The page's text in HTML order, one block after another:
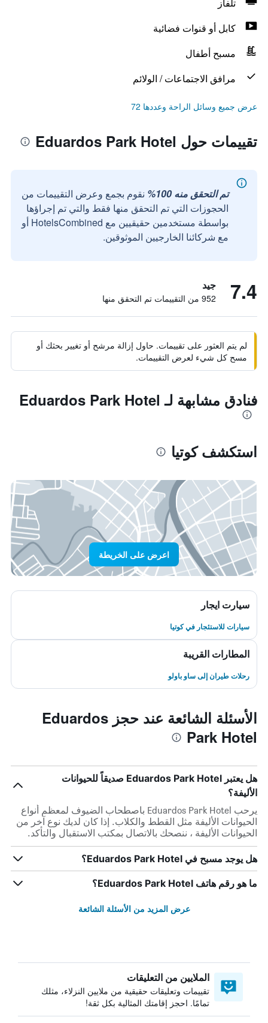
كابل أو قنوات فضائية
مسبح أطفال
مرافق الاجتماعات / الولائم
عرض جميع وسائل الراحة وعددها 72
تقييمات حول Eduardos Park Hotel
تم التحقق منه 100%
نقوم بجمع وعرض التقييمات من
الحجوزات التي تم التحقق منها فقط والتي تم إجراؤها
بواسطة مستخدمين حقيقيين مع HotelsCombined أو
مع شركائنا الخارجيين الموثوقين.
7.4 جيد
952 من التقييمات تم التحقق منها
لم يتم العثور على تقييمات. حاول إزالة مرشح أو تغيير بحثك أو
مسح كل شيء لعرض التقييمات.
فنادق مشابهة لـ Eduardos Park Hotel
استكشف كوتيا
اعرض على الخريطة
سيارت ايجار
سيارات للاستئجار في كوتيا
المطارات القريبة
رحلات طيران إلى ساو باولو
الأسئلة الشائعة عند حجز Eduardos
Park Hotel
هل يعتبر Eduardos Park Hotel صديقاً للحيوانات
الأليفة؟
يرحب Eduardos Park Hotel باصطحاب الضيوف لمعظم أنواع
الحيوانات الأليفة مثل القطط والكلاب. إذا كان لديك نوع آخر من
الحيوانات الأليفة ، ننصحك بالاتصال بمكتب الاستقبال والتأكد.
هل يوجد مسبح في Eduardos Park Hotel؟
ما هو رقم هاتف Eduardos Park Hotel؟
عرض المزيد من الأسئلة الشائعة
الملايين من التعليقات
تقييمات وتعليقات حقيقية من ملايين النزلاء، مثلك
تمامًا. احجز إقامتك المثالية بكل ثقة!